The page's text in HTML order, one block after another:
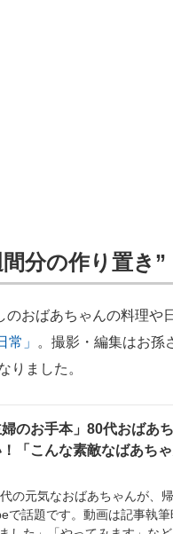
分の作り置き”
おばあちゃんの料理や
常」
。撮影・編集はお孫
りました。
婦のお手本」80代おばあ
！「こんな素敵なばあち
の元気なおばあちゃんが、
で話題です。動画は記事執